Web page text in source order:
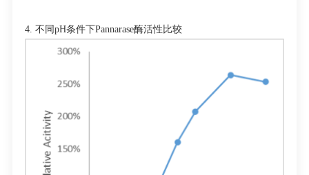
4. 不同 pH条件下Pannarase酶活性比较